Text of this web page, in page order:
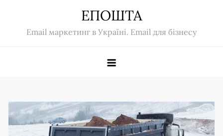
content
ЕПОШТА
Email маркетинг в Україні. Email для бізнесу